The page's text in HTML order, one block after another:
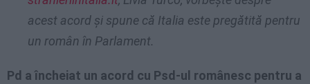
acest acord şi spune că Italia este pregătită pentru
un român în Parlament.
Pd a încheiat un acord cu Psd-ul românesc pentru a